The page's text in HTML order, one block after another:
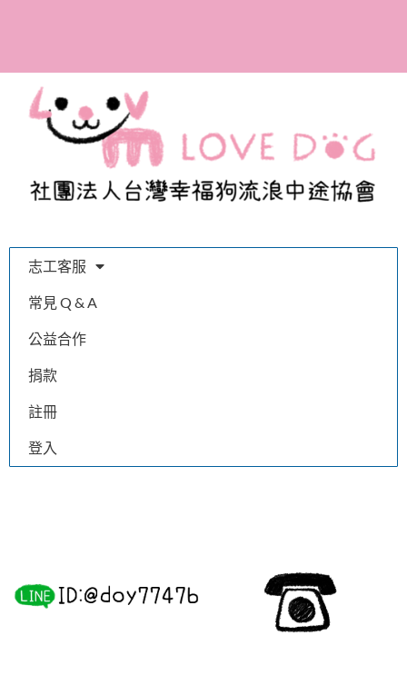
志工客服
常見 Q & A
公益合作
捐款
註冊
登入